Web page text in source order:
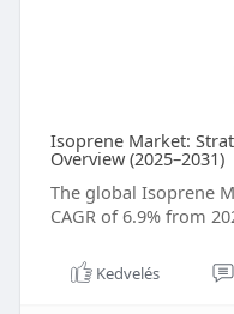
Isoprene Market:
Overview (2025–2031)
The global Isoprene
CAGR of 6.9% from
Kedvelés